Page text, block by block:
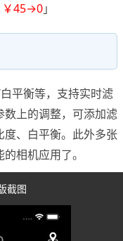
￥45→0」
平衡等，支持实时滤
上的调整，可添加滤
、白平衡。此外多张
相机应用了。
截图